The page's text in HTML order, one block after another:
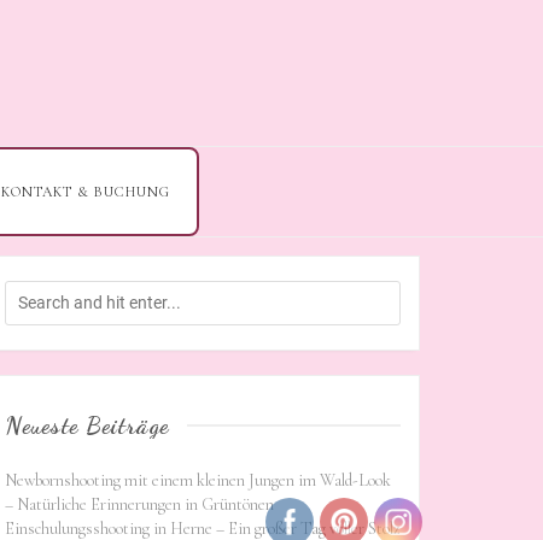
KONTAKT & BUCHUNG
Neueste Beiträge
Newbornshooting mit einem kleinen Jungen im Wald-Look
– Natürliche Erinnerungen in Grüntönen
Einschulungsshooting in Herne – Ein großer Tag voller Stolz